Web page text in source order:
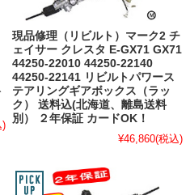
)
現品修理（リビルト）マーク2 チ
ェイサー クレスタ E-GX71 GX71
44250-22010 44250-22140
44250-22141 リビルトパワース
テアリングギアボックス（ラッ
ク） 送料込(北海道、離島送料
別） ２年保証 カードOK！
¥46,860(税込)